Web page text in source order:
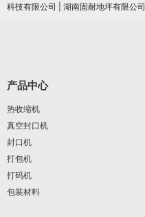
科技有限公司
湖南固耐地坪有限公司
产品中心
热收缩机
真空封口机
封口机
打包机
打码机
包装材料